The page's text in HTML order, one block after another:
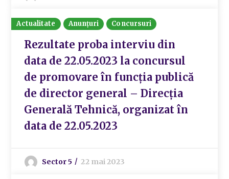
Actualitate Anunțuri Concursuri
Rezultate proba interviu din
data de 22.05.2023 la concursul
de promovare în funcția publică
de director general – Direcția
Generală Tehnică, organizat în
data de 22.05.2023
Sector 5 22 mai 2023